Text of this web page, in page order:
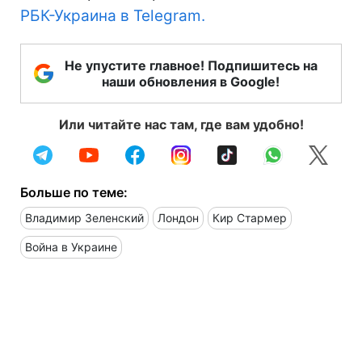
РБК-Украина в Telegram.
Не упустите главное! Подпишитесь на
наши обновления в Google!
Или читайте нас там, где вам удобно!
Больше по теме:
Владимир Зеленский Лондон Кир Стармер
Война в Украине